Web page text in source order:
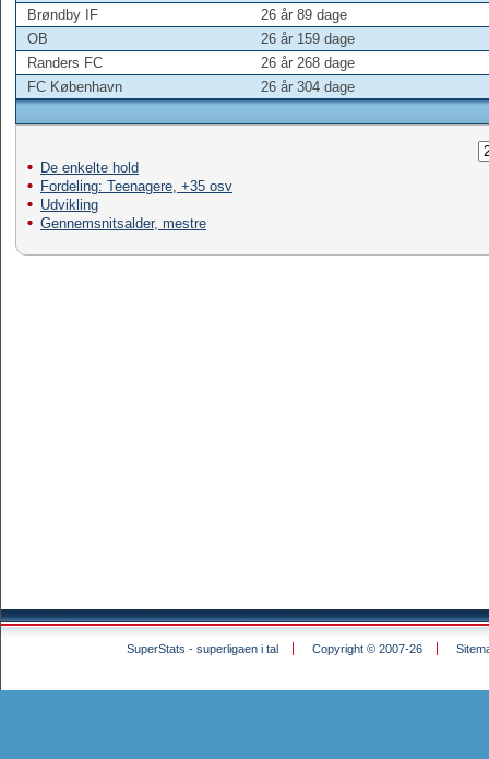
Brøndby IF
26 år 89 dage
OB
26 år 159 dage
Randers FC
26 år 268 dage
FC København
26 år 304 dage
De enkelte hold
Fordeling: Teenagere, +35 osv
Udvikling
Gennemsnitsalder, mestre
SuperStats - superligaen i tal Copyright © 2007-26